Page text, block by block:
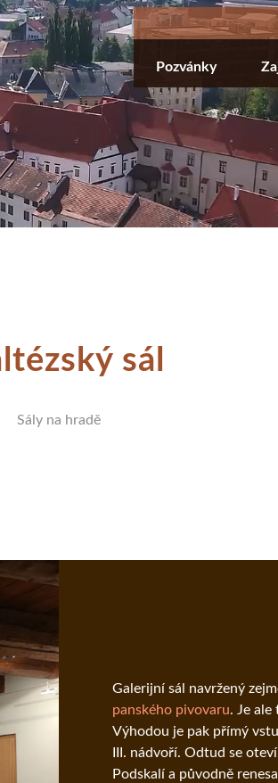
Přejít
k
hlavnímu
obsahu
Pozvánky
sál
Sály na hradě
Galerijní sál navržený
panského pivovaru. Je
Výhodou je pak přímý
III. nádvoří. Odtud se
Podskalí a původně